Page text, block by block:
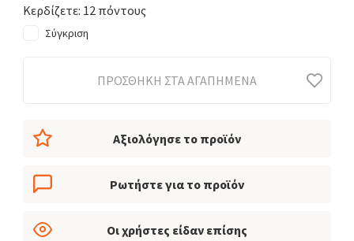
Αξιολόγησε το προϊόν
Ρωτήστε για το προϊόν
Οι χρήστες είδαν επίσης
Κερδίζετε: 12 πόντους
Σύγκριση
ΠΡΟΣΘΉΚΗ ΣΤΑ ΑΓΑΠΗΜΈΝΑ